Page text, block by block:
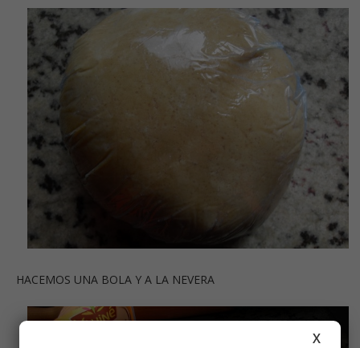
HACEMOS UNA BOLA Y A LA NEVERA
X